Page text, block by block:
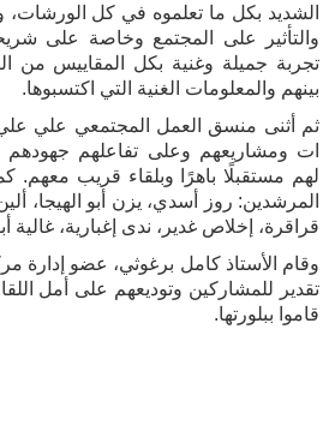
الشديد بكل ما تعلموه في كل الورشات،
والتأثير على المجتمع وخاصة على
تجربة جميلة وغنية بكل المقاييس من
بينهم والمعلومات الغنية التي اكتسبوها.
ثم أثنى منسق العمل المجتمعي علي
ات ومشاريعهم وعلى تفاعلهم جهودهم
لهم مستقبلًا باهرًا وبلقاء قريب معهم.
المرشدين: روز أسدي، يزن أبو الهيجا،
قراقرة، إخلاص غدير، ندى إغبارية، غالية
وقام الأستاذ كامل برغوثي، عضو إدارة
تقدير للمشاركين وتوديعهم على أمل
قاموا ببلورتها.